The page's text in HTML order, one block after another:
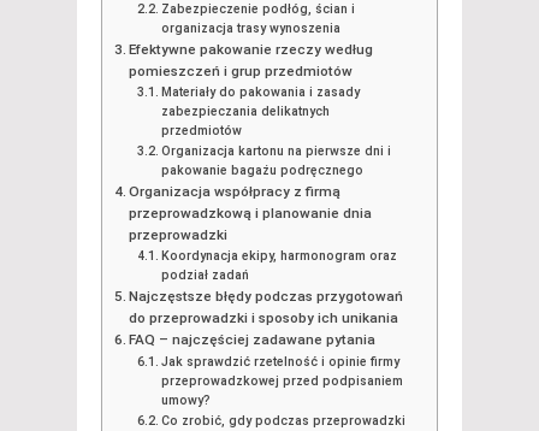
Zabezpieczenie podłóg, ścian i
organizacja trasy wynoszenia
Efektywne pakowanie rzeczy według
pomieszczeń i grup przedmiotów
Materiały do pakowania i zasady
zabezpieczania delikatnych
przedmiotów
Organizacja kartonu na pierwsze dni i
pakowanie bagażu podręcznego
Organizacja współpracy z firmą
przeprowadzkową i planowanie dnia
przeprowadzki
Koordynacja ekipy, harmonogram oraz
podział zadań
Najczęstsze błędy podczas przygotowań
do przeprowadzki i sposoby ich unikania
FAQ – najczęściej zadawane pytania
Jak sprawdzić rzetelność i opinie firmy
przeprowadzkowej przed podpisaniem
umowy?
Co zrobić, gdy podczas przeprowadzki